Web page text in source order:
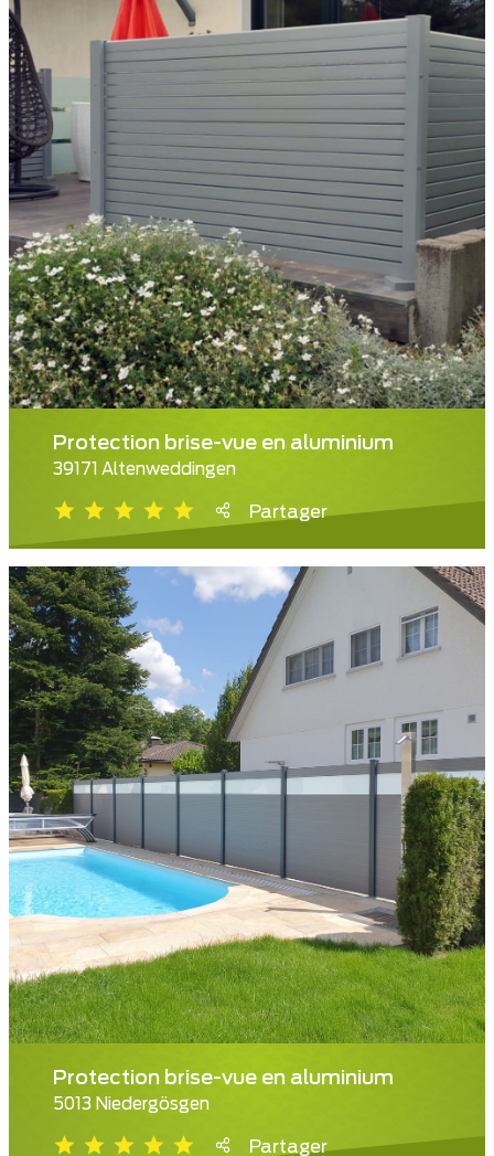
Protection brise-vue en aluminium
39171 Altenweddingen
Partager
Protection brise-vue en aluminium
5013 Niedergösgen
Partager